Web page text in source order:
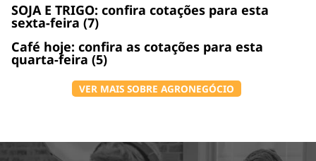
SOJA E TRIGO: confira cotações para esta
sexta-feira (7)
Café hoje: confira as cotações para esta
quarta-feira (5)
VER MAIS SOBRE AGRONEGÓCIO